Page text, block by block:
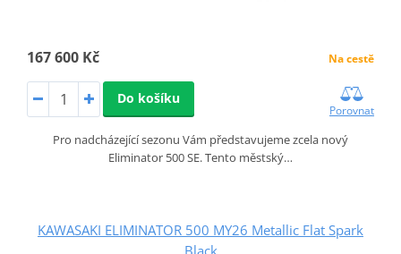
167 600 Kč Na cestě
Do košíku
Porovnat
Pro nadcházející sezonu Vám představujeme zcela nový
Eliminator 500 SE. Tento městský…
KAWASAKI ELIMINATOR 500 MY26 Metallic Flat Spark
Black